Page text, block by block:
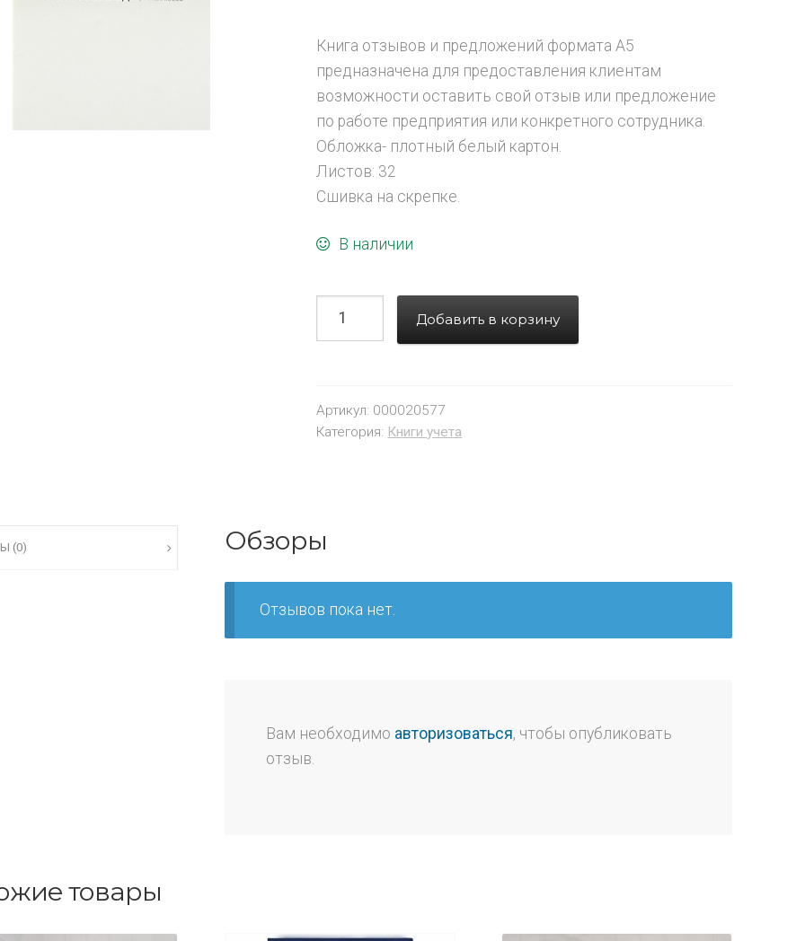
Книга отзывов и предложений формата А5
предназначена для предоставления клиентам
возможности оставить свой отзыв или предложение
по работе предприятия или конкретного сотрудника.
Обложка- плотный белый картон.
Листов: 32
Сшивка на скрепке.
В наличии
Добавить в корзину
Артикул: 000020577
Категория: Книги учета
(0) Обзоры
Отзывов пока нет.
Вам необходимо авторизоваться, чтобы опубликовать
отзыв.
товары